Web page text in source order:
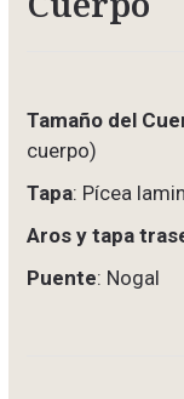
Tamaño del
cuerpo)
Tapa: Pícea
Aros y tapa
Puente: Nogal